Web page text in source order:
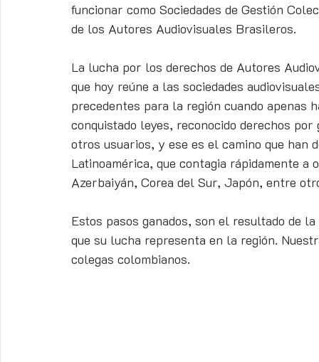
funcionar como Sociedades de Gestión
de los Autores Audiovisuales Brasileros.
La lucha por los derechos de Autores
que hoy reúne a las sociedades
precedentes para la región cuando apenas
conquistado leyes, reconocido derechos
otros usuarios, y ese es el camino que han
Latinoamérica, que contagia rápidamente a
Azerbaiyán, Corea del Sur, Japón, entre
Estos pasos ganados, son el resultado de
que su lucha representa en la región.
colegas colombianos.